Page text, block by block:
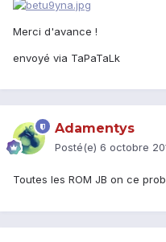
Merci d'avance !
envoyé via TaPaTaLk
Adamentys
Posté(e) 6 octobre
Toutes les ROM JB on ce